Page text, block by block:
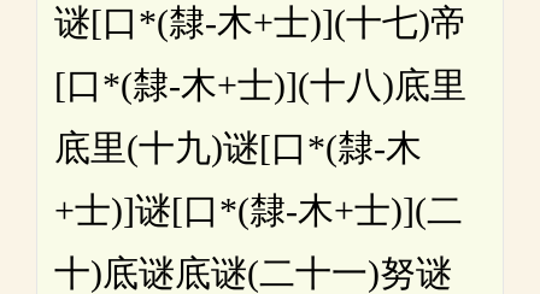
谜[口*(隸-木+士)](十七)帝
[口*(隸-木+士)](十八)底里
底里(十九)谜[口*(隸-木
+士)]谜[口*(隸-木+士)](二
十)底谜底谜(二十一)努谜